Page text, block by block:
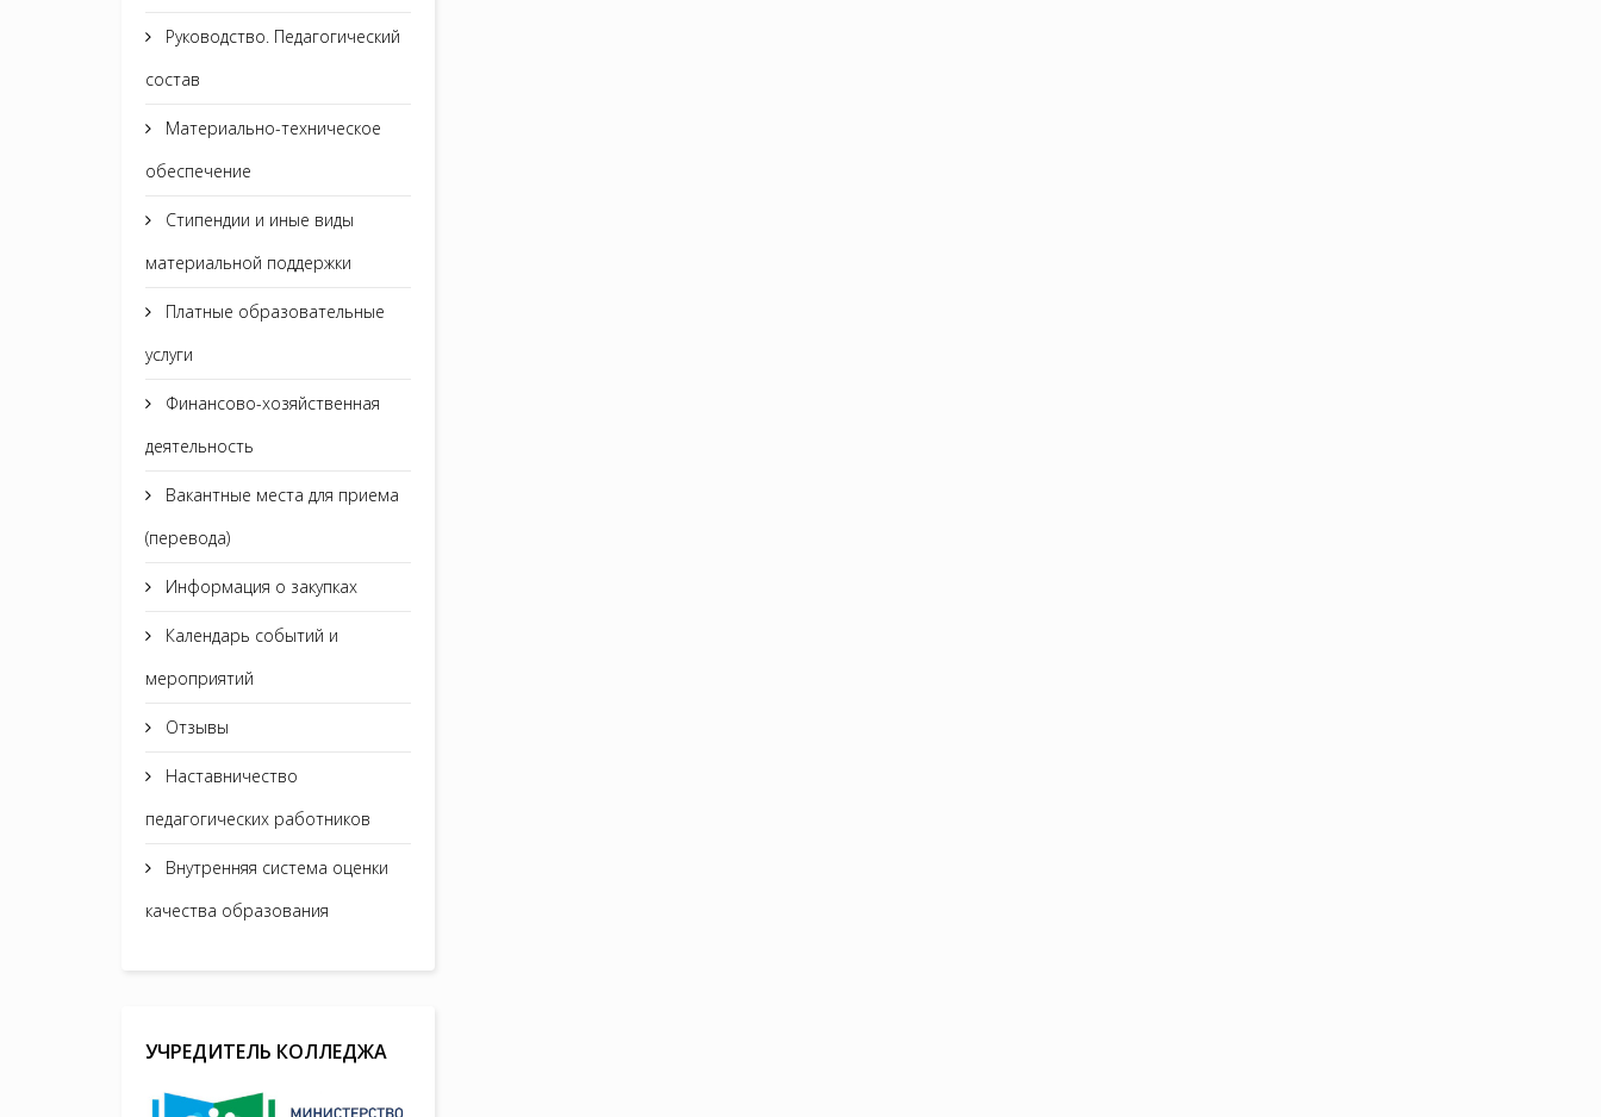
Руководство. Педагогический
состав
Материально-техническое
обеспечение
Стипендии и иные виды
материальной поддержки
Платные образовательные
услуги
Финансово-хозяйственная
деятельность
Вакантные места для приема
(перевода)
Информация о закупках
Календарь событий и
мероприятий
Отзывы
Наставничество
педагогических работников
Внутренняя система оценки
качества образования
УЧРЕДИТЕЛЬ КОЛЛЕДЖА